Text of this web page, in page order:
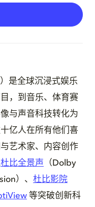
是全球沉浸式娱乐
，到音乐、体育赛
与声音科技转化为
亿人在所有他们喜
艺术家、内容创作
杜比全景声
（Dolby
）、 杜比影院
等突破创新科